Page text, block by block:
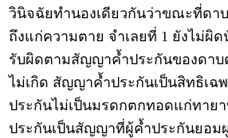
วินิจฉัยทำนองเดียวกันว่าขณะที่ดา
ถึงแก่ความตาย จำเลยที่ 1 ยังไม่ผิ
รับผิดตามสัญญาค้ำประกันของดาบ
ไม่เกิด สัญญาค้ำประกันเป็นสิทธิเฉ
ประกันไม่เป็นมรดกตกทอดแก่ทาย
ประกันเป็นสัญญาที่ผู้ค้ำประกันยอม